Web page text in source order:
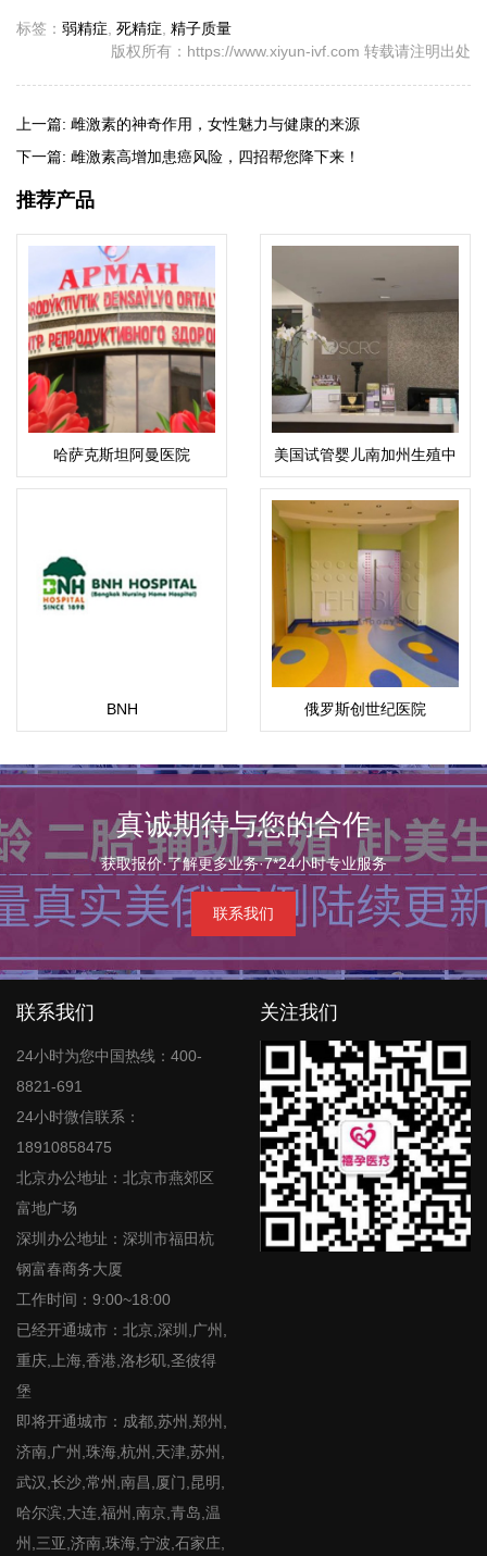
标签： 弱精症, 死精症, 精子质量
版权所有：https://www.xiyun-ivf.com 转载请注明出处
上一篇: 雌激素的神奇作用，女性魅力与健康的来源
下一篇: 雌激素高增加患癌风险，四招帮您降下来！
推荐产品
哈萨克斯坦阿曼医院
美国试管婴儿南加州生殖中
心（SCRC）
BNH 俄罗斯创世纪医院
真诚期待与您的合作
获取报价·了解更多业务·7*24小时专业服务
联系我们
联系我们
24小时为您中国热线：400-
8821-691
24小时微信联系：
18910858475
北京办公地址：北京市燕郊区
富地广场
深圳办公地址：深圳市福田杭
钢富春商务大厦
工作时间：9:00~18:00
已经开通城市：北京,深圳,广州,
重庆,上海,香港,洛杉矶,圣彼得
堡
即将开通城市：成都,苏州,郑州,
济南,广州,珠海,杭州,天津,苏州,
武汉,长沙,常州,南昌,厦门,昆明,
哈尔滨,大连,福州,南京,青岛,温
州,三亚,济南,珠海,宁波,石家庄,
关注我们